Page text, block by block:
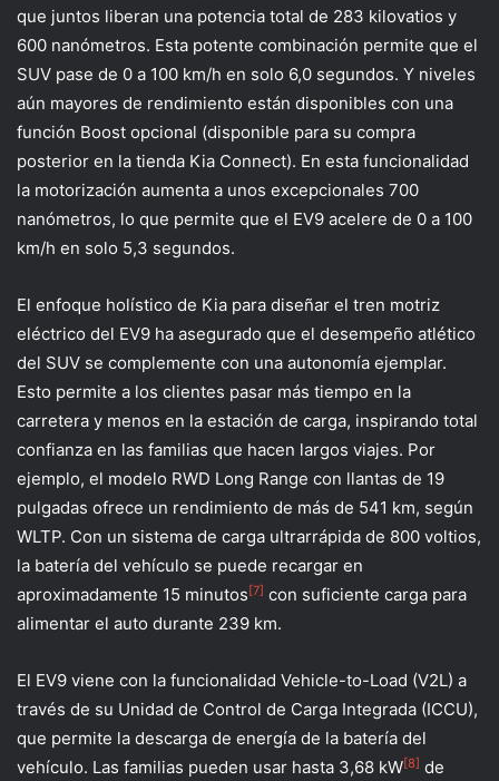
que juntos liberan una potencia total de 283 kilovatios y
600 nanómetros. Esta potente combinación permite que el
SUV pase de 0 a 100 km/h en solo 6,0 segundos. Y niveles
aún mayores de rendimiento están disponibles con una
función Boost opcional (disponible para su compra
posterior en la tienda Kia Connect). En esta funcionalidad
la motorización aumenta a unos excepcionales 700
nanómetros, lo que permite que el EV9 acelere de 0 a 100
km/h en solo 5,3 segundos.
El enfoque holístico de Kia para diseñar el tren motriz
eléctrico del EV9 ha asegurado que el desempeño atlético
del SUV se complemente con una autonomía ejemplar.
Esto permite a los clientes pasar más tiempo en la
carretera y menos en la estación de carga, inspirando total
confianza en las familias que hacen largos viajes. Por
ejemplo, el modelo RWD Long Range con llantas de 19
pulgadas ofrece un rendimiento de más de 541 km, según
WLTP. Con un sistema de carga ultrarrápida de 800 voltios,
la batería del vehículo se puede recargar en
aproximadamente 15 minutos[7] con suficiente carga para
alimentar el auto durante 239 km.
El EV9 viene con la funcionalidad Vehicle-to-Load (V2L) a
través de su Unidad de Control de Carga Integrada (ICCU),
que permite la descarga de energía de la batería del
vehículo. Las familias pueden usar hasta 3,68 kW[8] de